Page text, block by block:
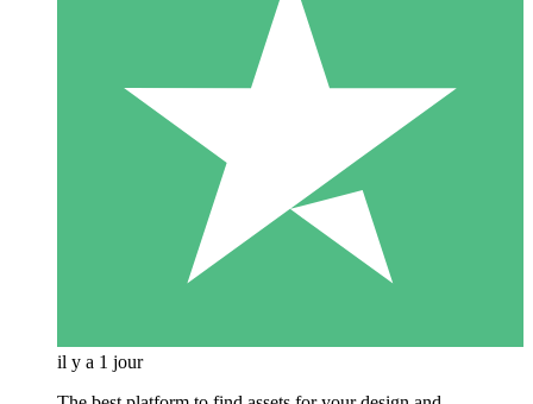
il y a 1 jour